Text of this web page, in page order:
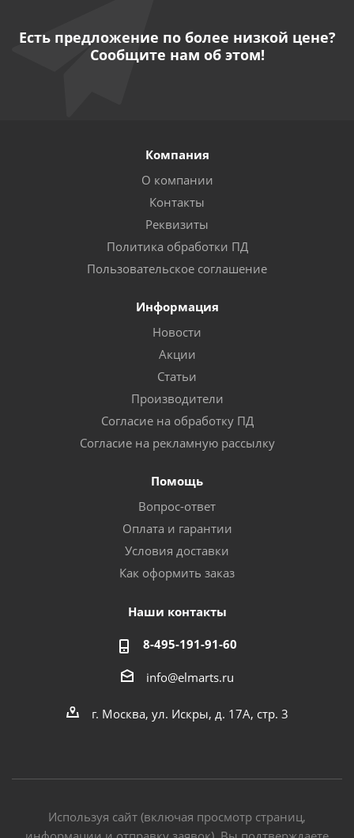
Есть предложение по более низкой цене?
Сообщите нам об этом!
Компания
О компании
Контакты
Реквизиты
Политика обработки ПД
Пользовательское соглашение
Информация
Новости
Акции
Статьи
Производители
Согласие на обработку ПД
Согласие на рекламную рассылку
Помощь
Вопрос-ответ
Оплата и гарантии
Условия доставки
Как оформить заказ
Наши контакты
8-495-191-91-60
info@elmarts.ru
г. Москва, ул. Искры, д. 17А, стр. 3
Используя сайт (включая просмотр страниц,